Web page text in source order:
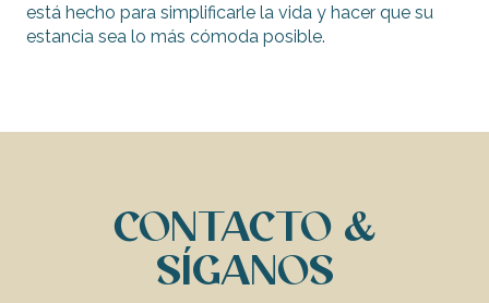
está hecho para simplificarle la vida y hacer que su
estancia sea lo más cómoda posible.
CONTACTO &
SÍGANOS